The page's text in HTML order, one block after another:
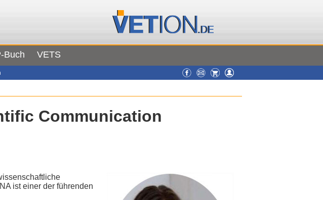
Buch VETS
Communication
ist einer der führenden